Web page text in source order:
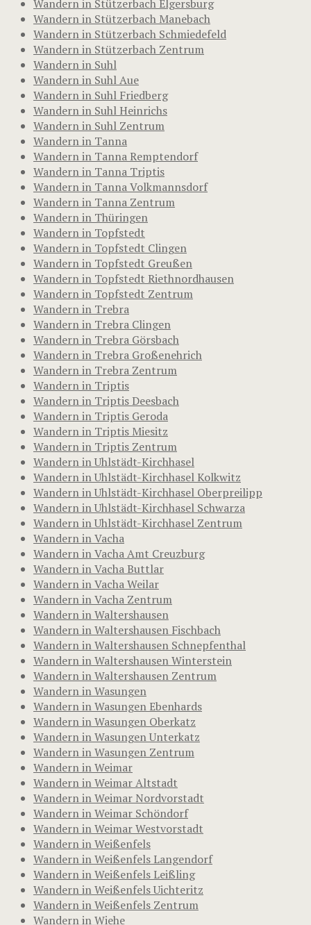
Wandern in Stützerbach Elgersburg
Wandern in Stützerbach Manebach
Wandern in Stützerbach Schmiedefeld
Wandern in Stützerbach Zentrum
Wandern in Suhl
Wandern in Suhl Aue
Wandern in Suhl Friedberg
Wandern in Suhl Heinrichs
Wandern in Suhl Zentrum
Wandern in Tanna
Wandern in Tanna Remptendorf
Wandern in Tanna Triptis
Wandern in Tanna Volkmannsdorf
Wandern in Tanna Zentrum
Wandern in Thüringen
Wandern in Topfstedt
Wandern in Topfstedt Clingen
Wandern in Topfstedt Greußen
Wandern in Topfstedt Riethnordhausen
Wandern in Topfstedt Zentrum
Wandern in Trebra
Wandern in Trebra Clingen
Wandern in Trebra Görsbach
Wandern in Trebra Großenehrich
Wandern in Trebra Zentrum
Wandern in Triptis
Wandern in Triptis Deesbach
Wandern in Triptis Geroda
Wandern in Triptis Miesitz
Wandern in Triptis Zentrum
Wandern in Uhlstädt-Kirchhasel
Wandern in Uhlstädt-Kirchhasel Kolkwitz
Wandern in Uhlstädt-Kirchhasel Oberpreilipp
Wandern in Uhlstädt-Kirchhasel Schwarza
Wandern in Uhlstädt-Kirchhasel Zentrum
Wandern in Vacha
Wandern in Vacha Amt Creuzburg
Wandern in Vacha Buttlar
Wandern in Vacha Weilar
Wandern in Vacha Zentrum
Wandern in Waltershausen
Wandern in Waltershausen Fischbach
Wandern in Waltershausen Schnepfenthal
Wandern in Waltershausen Winterstein
Wandern in Waltershausen Zentrum
Wandern in Wasungen
Wandern in Wasungen Ebenhards
Wandern in Wasungen Oberkatz
Wandern in Wasungen Unterkatz
Wandern in Wasungen Zentrum
Wandern in Weimar
Wandern in Weimar Altstadt
Wandern in Weimar Nordvorstadt
Wandern in Weimar Schöndorf
Wandern in Weimar Westvorstadt
Wandern in Weißenfels
Wandern in Weißenfels Langendorf
Wandern in Weißenfels Leißling
Wandern in Weißenfels Uichteritz
Wandern in Weißenfels Zentrum
Wandern in Wiehe